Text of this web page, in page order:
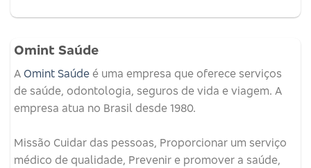
Omint Saúde
A Omint Saúde é uma empresa que oferece serviços
de saúde, odontologia, seguros de vida e viagem. A
empresa atua no Brasil desde 1980.
Missão Cuidar das pessoas, Proporcionar um serviço
médico de qualidade, Prevenir e promover a saúde,